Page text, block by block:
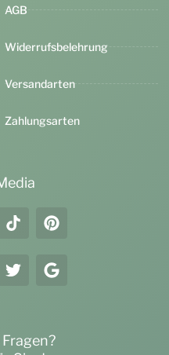
AGB
Widerrufsbelehrung
Versandarten
Zahlungsarten